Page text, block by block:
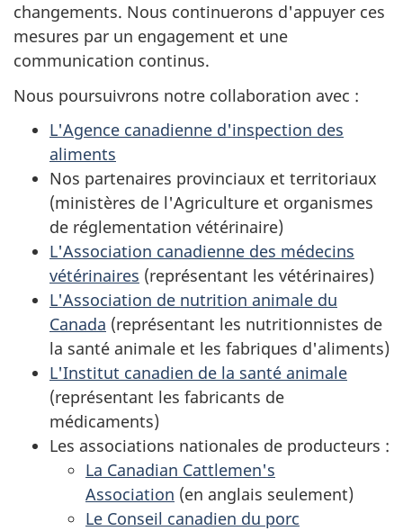
changements. Nous continuerons d'appuyer ces
mesures par un engagement et une
communication continus.
Nous poursuivrons notre collaboration avec :
L'Agence canadienne d'inspection des
aliments
Nos partenaires provinciaux et territoriaux
(ministères de l'Agriculture et organismes
de réglementation vétérinaire)
L'Association canadienne des médecins
vétérinaires (représentant les vétérinaires)
L'Association de nutrition animale du
Canada (représentant les nutritionnistes de
la santé animale et les fabriques d'aliments)
L'Institut canadien de la santé animale
(représentant les fabricants de
médicaments)
Les associations nationales de producteurs :
La Canadian Cattlemen's
Association (en anglais seulement)
Le Conseil canadien du porc